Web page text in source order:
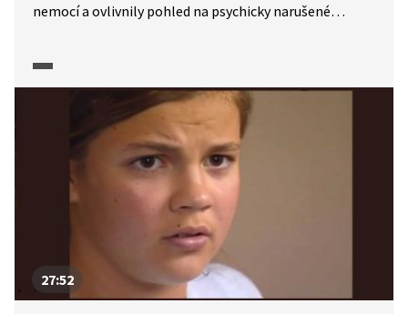
nemocí a ovlivnily pohled na psychicky narušené
s vývojem vědy se vyvíjely i možnosti v oblasti
medikamentů. Zvláště v průběhu 20. století se
v psychiatrii změnilo prakticky vše a dnešní psychiatrie
je vesměs popisována jako éra psychofarmak.
27:52